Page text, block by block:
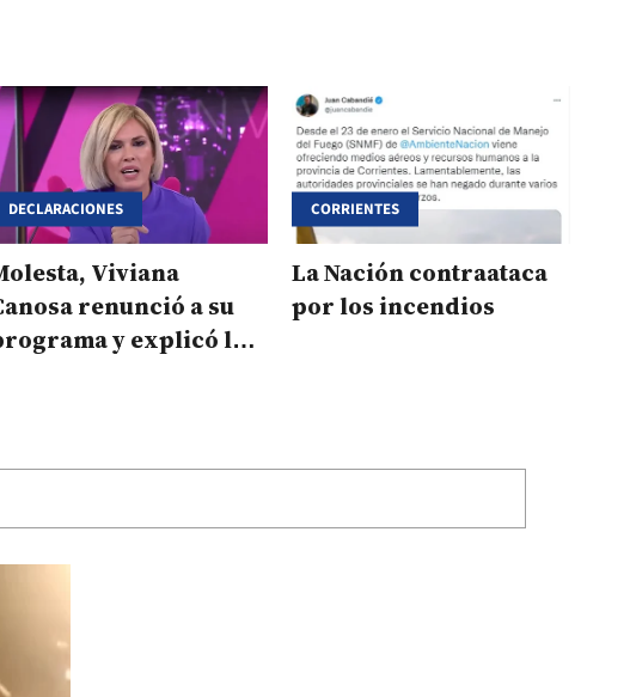
DECLARACIONES
Viviana
renunció a su
y explicó los
CORRIENTES
La Nación contraataca
por los incendios